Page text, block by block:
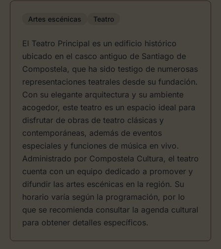
Artes escénicas Teatro
El Teatro Principal es un edificio histórico
ubicado en el casco antiguo de Santiago de
Compostela, que ha sido testigo de numerosas
representaciones teatrales desde su fundación.
Con su elegante arquitectura y su ambiente
acogedor, este teatro es un espacio ideal para
disfrutar de obras de teatro clásicas y
contemporáneas, además de eventos
especiales y funciones de música en vivo.
Administrado por Compostela Cultura, el teatro
cuenta con un equipo dedicado a promover y
difundir las artes escénicas en la región. Su
horario varía según la programación, por lo
que se recomienda consultar la agenda cultural
para obtener detalles específicos.